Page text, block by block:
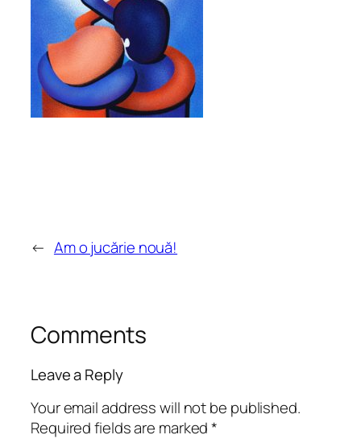
← Am o jucărie nouă!
Comments
Leave a Reply
Your email address will not be published.
Required fields are marked*